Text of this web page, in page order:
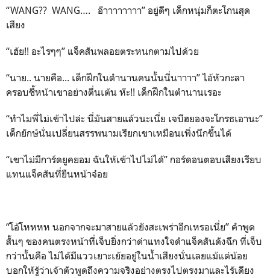
“WANG?? WANG…. อ๊าาาาาาาา” อยู่ดีๆ เด็กหนุ่มก็ตะโกนสุด
เสียง
“เฮ้ย!! อะไรๆๆ” แจ็คสันพลอยตระหนกตามไปด้วย
“นาย.. นายคือ... เด็กฝึกในตำนานคนนั้นนี่นาาาา” ไอ้หัวกะลา
ครอบชี้หน้าเขาอย่างตื่นเต้น ห๊ะ!! เด็กฝึกในตำนานเรอะ
“ทำไมพี่ไม่เข้าไปล่ะ นี่มันสายแล้วนะเนี่ย เจบีฮยองจะโกรธเอานะ”
เด็กยักษ์นั่นเปลี่ยนสรรพนามเรียกเขาเหมือนเพิ่งนึกขึ้นได้
“เขาไม่มีการ์ดยูคยอม ฉันให้เข้าไปไม่ได้” กอร์ดอนตอบเสียงเรียบ
แทนแจ็คสันที่ยืนหน้าจ๋อย
“โอ้โหหหห นอกจากจะมาสายแล้วยังสะเพร่าอีกเหรอเนี่ย” คำพูด
สั้นๆ ของคนตรงหน้าที่เจ็บยิ่งกว่าด่าแทงใจดำแจ็คสันดังฉึก ที่เจ็บ
กว่านั้นคือ ไม่ได้มีแววเยาะเย้ยอยู่ในน้ำเสียงนั่นเลยแม้แต่น้อย
บอกให้รู้ว่าเจ้าตัวพูดถึงความจริงอย่างตรงไปตรงมาและไร้เดียง